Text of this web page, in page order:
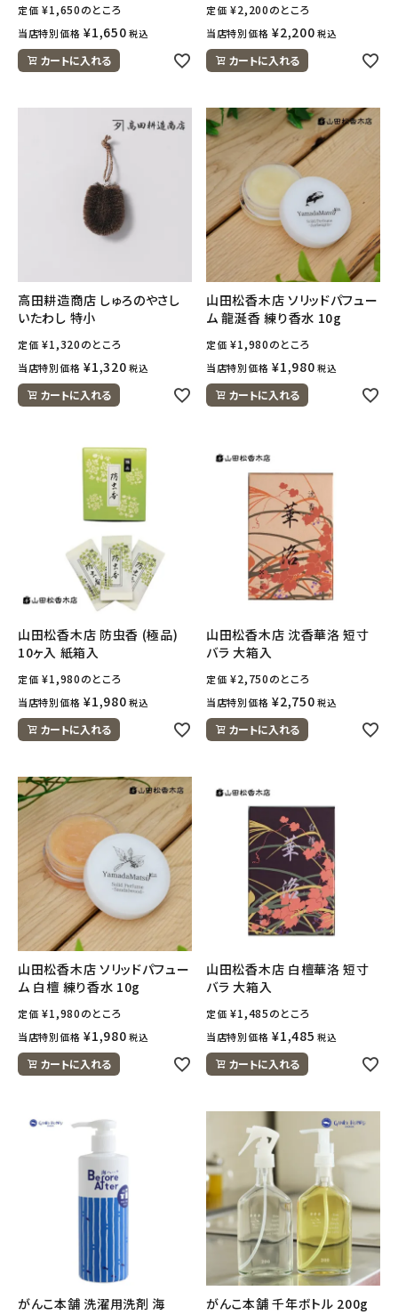
定価 ¥1,650のところ
当店特別価格 ¥1,650 税込
カートに入れる
定価 ¥2,200のところ
当店特別価格 ¥2,200 税込
カートに入れる
高田耕造商店 しゅろのやさし
いたわし 特小
定価 ¥1,320のところ
当店特別価格 ¥1,320 税込
カートに入れる
山田松香木店 ソリッドパフュー
ム 龍涎香 練り香水 10g
定価 ¥1,980のところ
当店特別価格 ¥1,980 税込
カートに入れる
山田松香木店 防虫香 (極品)
10ヶ入 紙箱入
定価 ¥1,980のところ
当店特別価格 ¥1,980 税込
カートに入れる
山田松香木店 沈香華洛 短寸
バラ 大箱入
定価 ¥2,750のところ
当店特別価格 ¥2,750 税込
カートに入れる
山田松香木店 ソリッドパフュー
ム 白檀 練り香水 10g
定価 ¥1,980のところ
当店特別価格 ¥1,980 税込
カートに入れる
山田松香木店 白檀華洛 短寸
バラ 大箱入
定価 ¥1,485のところ
当店特別価格 ¥1,485 税込
カートに入れる
がんこ本舗 洗濯用洗剤 海
がんこ本舗 千年ボトル 200g